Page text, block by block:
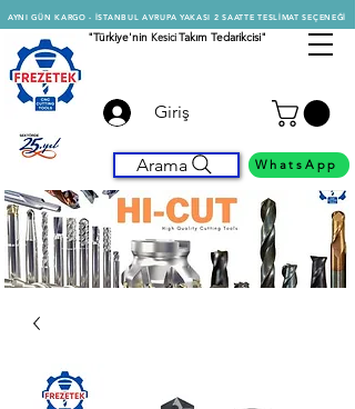
AYNI GÜN KARGO - İSTANBUL AVRUPA YAKASI 2 SAATTE TESLİMAT SEÇENEĞİ
"Türkiye'nin KesiciTakım Tedarikcisi"
Giriş
Arama WhatsApp